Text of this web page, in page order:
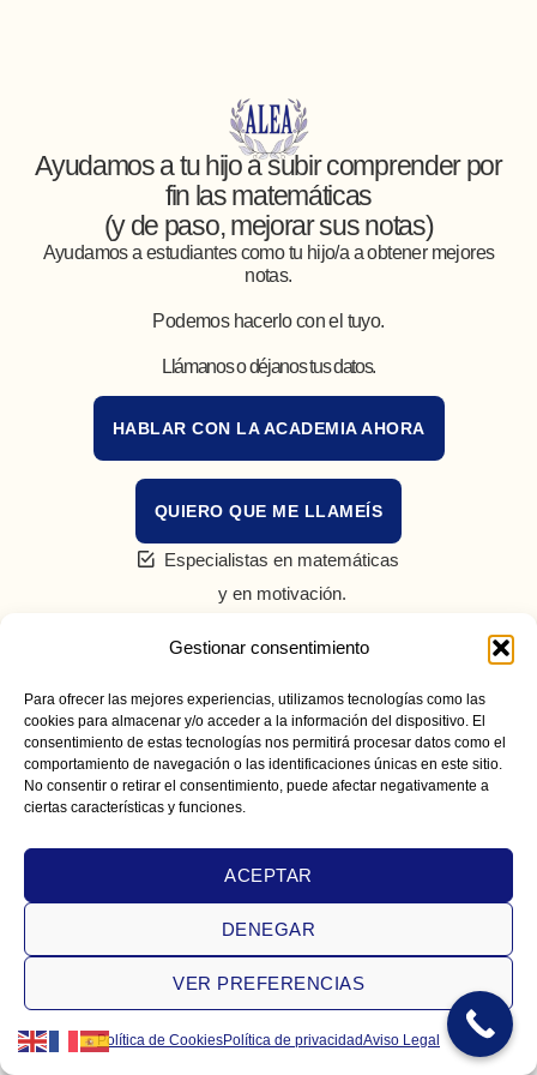
Gestionar consentimiento
Para ofrecer las mejores experiencias, utilizamos tecnologías como las
cookies para almacenar y/o acceder a la información del dispositivo. El
consentimiento de estas tecnologías nos permitirá procesar datos como el
comportamiento de navegación o las identificaciones únicas en este sitio.
No consentir o retirar el consentimiento, puede afectar negativamente a
ciertas características y funciones.
ACEPTAR
DENEGAR
VER PREFERENCIAS
Política de CookiesPolítica de privacidadAviso Legal
Ayudamos a tu hijo a subir comprender por
fin las matemáticas
(y de paso, mejorar sus notas)
Ayudamos a estudiantes como tu hijo/a a obtener mejores
notas.
Podemos hacerlo con el tuyo.
Llámanos o déjanos tus datos.
HABLAR CON LA ACADEMIA AHORA
QUIERO QUE ME LLAMEÍS
Especialistas en matemáticas
y en motivación.
Fijamos objetivos claros
Seguimiento diario real
y comunicación con los padres.
Prometemos sinceridad,